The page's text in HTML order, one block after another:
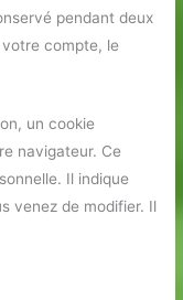
pendant deux
compte, le
un cookie
navigateur. Ce
Il indique
venez de modifier. Il